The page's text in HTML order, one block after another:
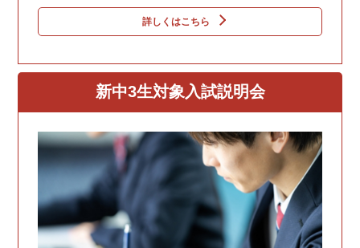
詳しくはこちら
新中3生対象入試説明会